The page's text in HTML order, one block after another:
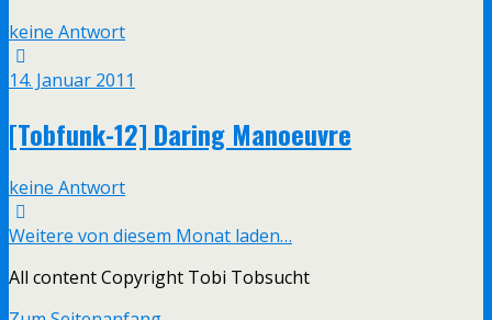
keine Antwort
14. Januar 2011
[Tobfunk-12] Daring Manoeuvre
keine Antwort
Weitere von diesem Monat laden…
All content Copyright Tobi Tobsucht